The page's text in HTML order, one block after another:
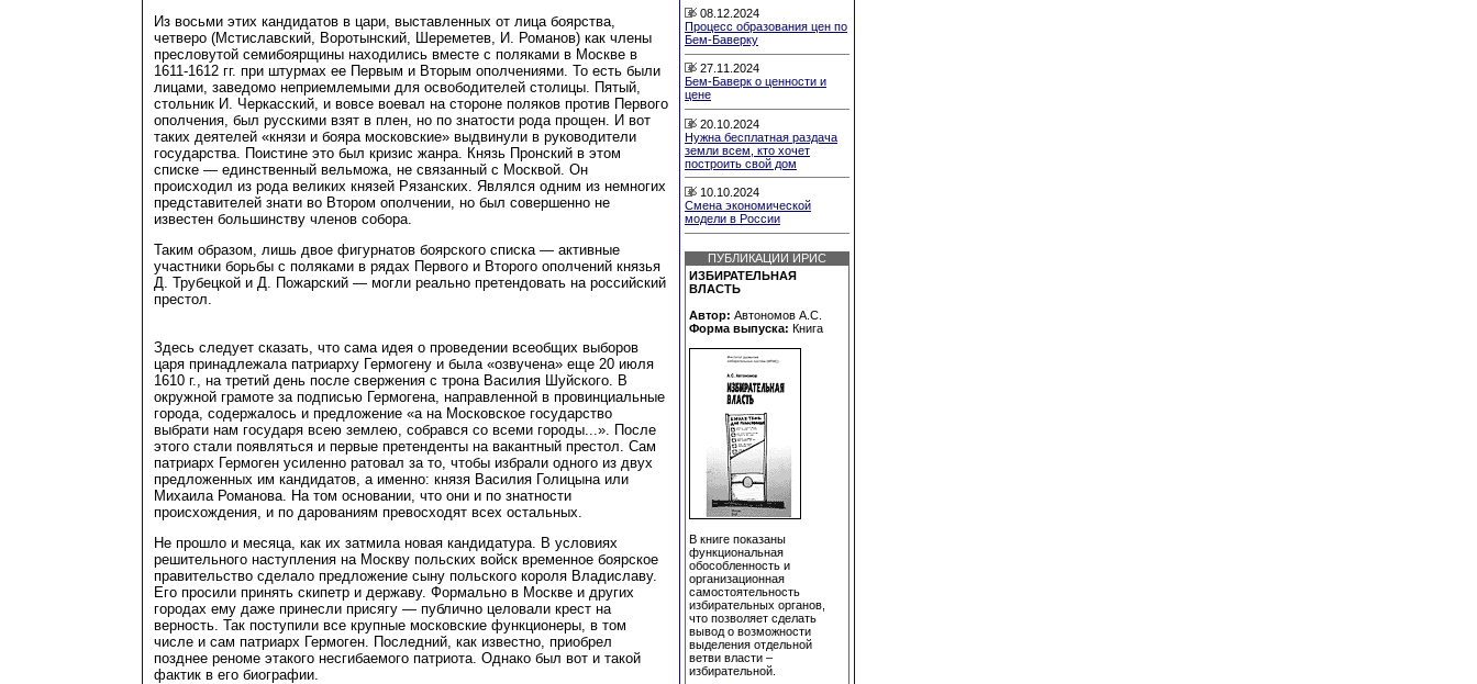
Из восьми этих кандидатов в цари, выставленных от лица боярства,
четверо (Мстиславский, Воротынский, Шереметев, И. Романов) как члены
пресловутой семибоярщины находились вместе с поляками в Москве в
1611-1612 гг. при штурмах ее Первым и Вторым ополчениями. То есть были
лицами, заведомо неприемлемыми для освободителей столицы. Пятый,
стольник И. Черкасский, и вовсе воевал на стороне поляков против Первого
ополчения, был русскими взят в плен, но по знатости рода прощен. И вот
таких деятелей «князи и бояра московские» выдвинули в руководители
государства. Поистине это был кризис жанра. Князь Пронский в этом
списке — единственный вельможа, не связанный с Москвой. Он
происходил из рода великих князей Рязанских. Являлся одним из немногих
представителей знати во Втором ополчении, но был совершенно не
известен большинству членов собора.
Таким образом, лишь двое фигурнатов боярского списка — активные
участники борьбы с поляками в рядах Первого и Второго ополчений князья
Д. Трубецкой и Д. Пожарский — могли реально претендовать на российский
престол.
Здесь следует сказать, что сама идея о проведении всеобщих выборов
царя принадлежала патриарху Гермогену и была «озвучена» еще 20 июля
1610 г., на третий день после свержения с трона Василия Шуйского. В
окружной грамоте за подписью Гермогена, направленной в провинциальные
города, содержалось и предложение «а на Московское государство
выбрати нам государя всею землею, собрався со всеми городы...». После
этого стали появляться и первые претенденты на вакантный престол. Сам
патриарх Гермоген усиленно ратовал за то, чтобы избрали одного из двух
предложенных им кандидатов, а именно: князя Василия Голицына или
Михаила Романова. На том основании, что они и по знатности
происхождения, и по дарованиям превосходят всех остальных.
Не прошло и месяца, как их затмила новая кандидатура. В условиях
решительного наступления на Москву польских войск временное боярское
правительство сделало предложение сыну польского короля Владиславу.
Его просили принять скипетр и державу. Формально в Москве и других
городах ему даже принесли присягу — публично целовали крест на
верность. Так поступили все крупные московские функционеры, в том
числе и сам патриарх Гермоген. Последний, как известно, приобрел
позднее реноме этакого несгибаемого патриота. Однако был вот и такой
фактик в его биографии.
08.12.2024
Процесс образования цен по
Бем-Баверку
27.11.2024
Бем-Баверк о ценности и
цене
20.10.2024
Нужна бесплатная раздача
земли всем, кто хочет
построить свой дом
10.10.2024
Смена экономической
модели в России
ПУБЛИКАЦИИ ИРИС
ИЗБИРАТЕЛЬНАЯ
ВЛАСТЬ
Автор: Автономов А.С.
Форма выпуска: Книга
В книге показаны
функциональная
обособленность и
организационная
самостоятельность
избирательных органов,
что позволяет сделать
вывод о возможности
выделения отдельной
ветви власти –
избирательной.